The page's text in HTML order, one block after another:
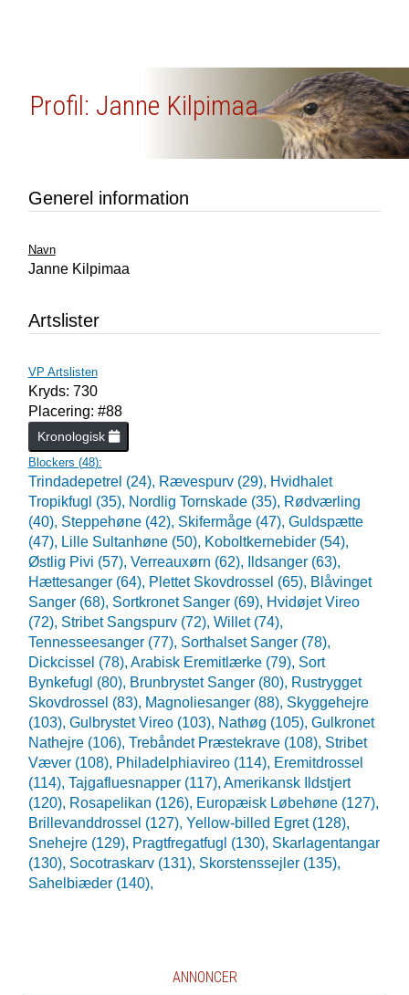
Profil: Janne Kilpimaa
Generel information
Navn
Janne Kilpimaa
Artslister
VP Artslisten
Kryds: 730
Placering: #88
Kronologisk
Blockers (48):
Trindadepetrel (24), Rævespurv (29), Hvidhalet
Tropikfugl (35), Nordlig Tornskade (35), Rødværling
(40), Steppehøne (42), Skifermåge (47), Guldspætte
(47), Lille Sultanhøne (50), Koboltkernebider (54),
Østlig Pivi (57), Verreauxørn (62),
Ildsanger (63),
Hættesanger (64), Plettet Skovdrossel (65), Blåvinget
Sanger (68), Sortkronet Sanger (69), Hvidøjet Vireo
(72), Stribet Sangspurv (72), Willet (74),
Tennesseesanger (77), Sorthalset Sanger (78),
Dickcissel (78), Arabisk Eremitlærke (79), Sort
Bynkefugl (80), Brunbrystet Sanger (80), Rustrygget
Skovdrossel (83), Magnoliesanger (88), Skyggehejre
(103), Gulbrystet Vireo (103), Nathøg (105), Gulkronet
Nathejre (106), Trebåndet Præstekrave (108), Stribet
Væver (108), Philadelphiavireo (114), Eremitdrossel
(114), Tajgafluesnapper (117), Amerikansk Ildstjert
(120), Rosapelikan (126), Europæisk Løbehøne (127),
Brillevanddrossel (127), Yellow-billed Egret (128),
Snehejre (129), Pragtfregatfugl (130), Skarlagentangar
(130), Socotraskarv (131), Skorstenssejler (135),
Sahelbiæder (140),
ANNONCER